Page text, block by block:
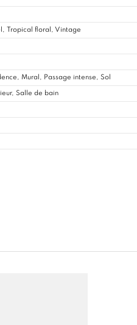
Tropical floral, Vintage
Mural, Passage intense, Sol
Salle de bain